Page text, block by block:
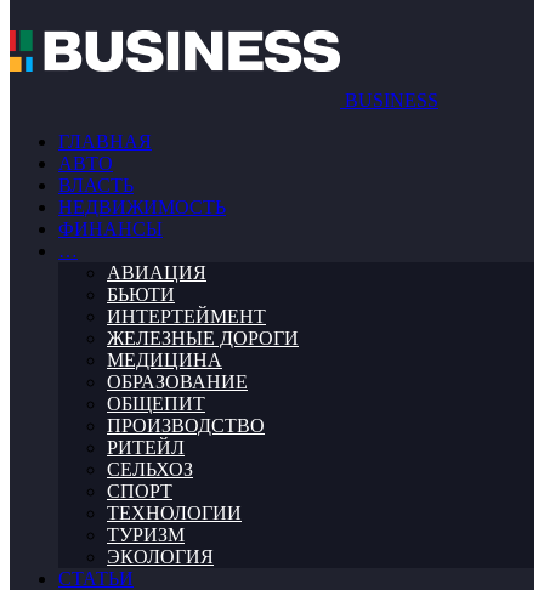
BUSINESS
ГЛАВНАЯ
АВТО
ВЛАСТЬ
НЕДВИЖИМОСТЬ
ФИНАНСЫ
…
АВИАЦИЯ
БЬЮТИ
ИНТЕРТЕЙМЕНТ
ЖЕЛЕЗНЫЕ ДОРОГИ
МЕДИЦИНА
ОБРАЗОВАНИЕ
ОБЩЕПИТ
ПРОИЗВОДСТВО
РИТЕЙЛ
СЕЛЬХОЗ
СПОРТ
ТЕХНОЛОГИИ
ТУРИЗМ
ЭКОЛОГИЯ
СТАТЬИ